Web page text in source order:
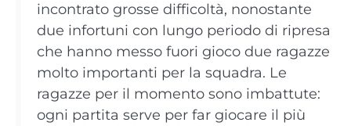
incontrato grosse difficoltà, nonostante
due infortuni con lungo periodo di ripresa
che hanno messo fuori gioco due ragazze
molto importanti per la squadra. Le
ragazze per il momento sono imbattute:
ogni partita serve per far giocare il più